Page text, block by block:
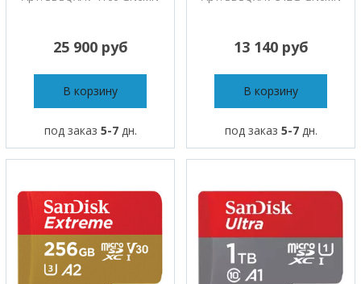
25 900 руб
В корзину
под заказ 5-7дн.
13 140 руб
В корзину
под заказ 5-7дн.